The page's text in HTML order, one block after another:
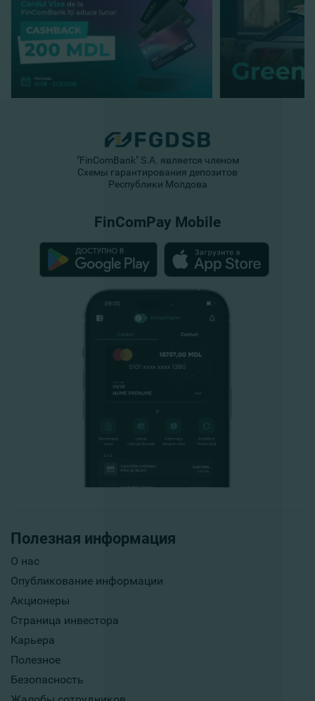
Полезная информация
О нас
Опубликование информации
Акционеры
Страница инвестора
Карьера
Полезное
Безопасность
"FinComBank" S.A. является членом
Схемы гарантирования депозитов
Республики Молдова
FinComPay Mobile